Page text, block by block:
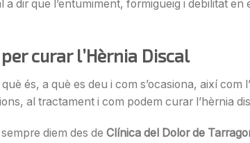
a dir que l’entumiment, formigueig i debilitat
curar l’Hèrnia Discal
és, a què es deu i com s’ocasiona, així com
al tractament i com podem curar l’hèrnia
diem des de Clínica del Dolor de